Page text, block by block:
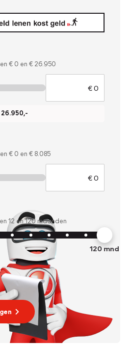
€ 0 en € 26.950
26.950,-
€ 0 en € 8.085
12 en120 maanden
120mnd